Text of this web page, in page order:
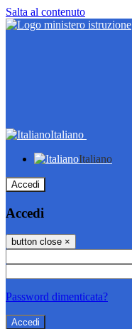
Salta al contenuto
Italiano
Italiano
Accedi
Accedi
button close ×
Password dimenticata?